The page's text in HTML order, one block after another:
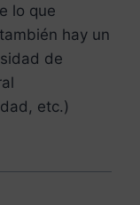
lo que
hay un
de
etc.)